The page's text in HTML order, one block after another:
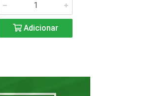
Adicionar